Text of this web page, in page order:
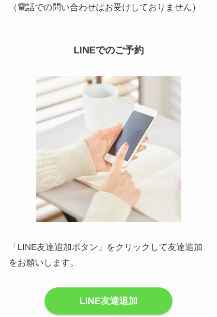
（電話での問い合わせはお受けしておりません）
LINEでのご予約
「LINE友達追加ボタン」をクリックして友達追加
をお願いします。
LINE友達追加